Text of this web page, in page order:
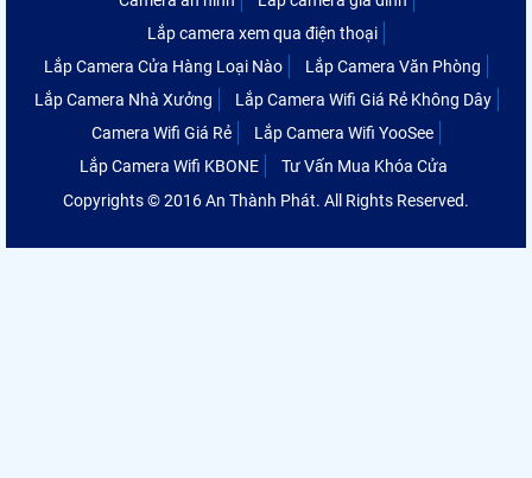
Lắp camera xem qua điện thoại
Lắp Camera Cửa Hàng Loại Nào
Lắp Camera Văn Phòng
Lắp Camera Nhà Xưởng
Lắp Camera Wifi Giá Rẻ Không Dây
Camera Wifi Giá Rẻ
Lắp Camera Wifi YooSee
Lắp Camera Wifi KBONE
Tư Vấn Mua Khóa Cửa
Copyrights © 2016 An Thành Phát. All Rights Reserved.